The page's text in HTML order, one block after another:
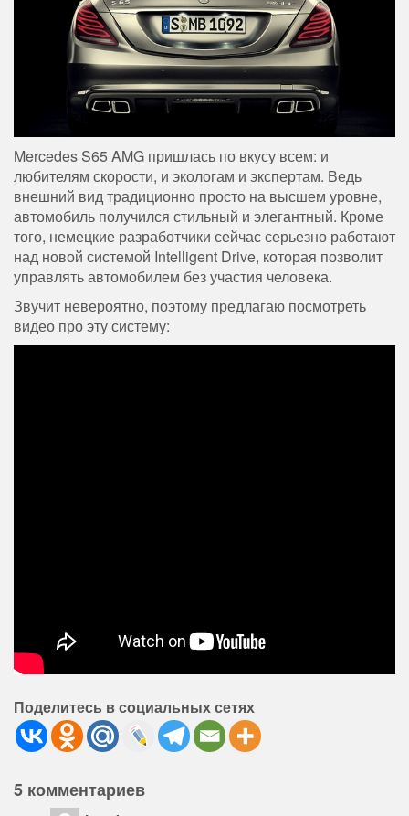
Mercedes S65 AMG пришлась по вкусу всем: и
любителям скорости, и экологам и экспертам. Ведь
внешний вид традиционно просто на высшем уровне,
автомобиль получился стильный и элегантный. Кроме
того, немецкие разработчики сейчас серьезно работают
над новой системой Intelligent Drive, которая позволит
управлять автомобилем без участия человека.
Звучит невероятно, поэтому предлагаю посмотреть
видео про эту систему:
Поделитесь в социальных сетях
5 комментариев